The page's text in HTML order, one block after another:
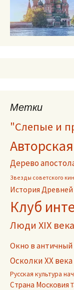
Метки
"Слепые и
Дерево
Звезды советского
История Древней
Клуб
Люди XIX века
Окно в
Осколки ХХ века
Русская культура
Страна Московия